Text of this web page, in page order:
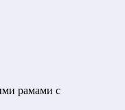
рамами с